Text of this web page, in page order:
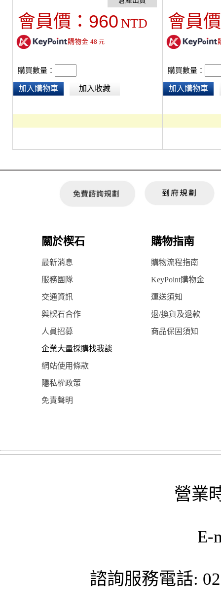
會員價： 960 NTD
購物金 48元
購買數量：
加入購物車 加入收藏
池。
會員
購買數量：
加入購物車
關於楔石 購物指南
最新消息 購物流程指南
服務團隊 KeyPoint購物金
交通資訊 運送須知
與楔石合作 退/換貨及退款
人員招募 商品保固須知
企業大量採購找我談
網站使用條款
隱私權政策
免責聲明
營業
E-
諮詢服務電話: